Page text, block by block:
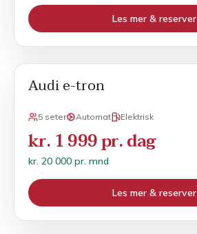
Les mer & reserver
POPULÆR
Audi e-tron
5 seter Automat Elektrisk
kr. 1 999 pr. dag
kr. 20 000 pr. mnd
Les mer & reserver